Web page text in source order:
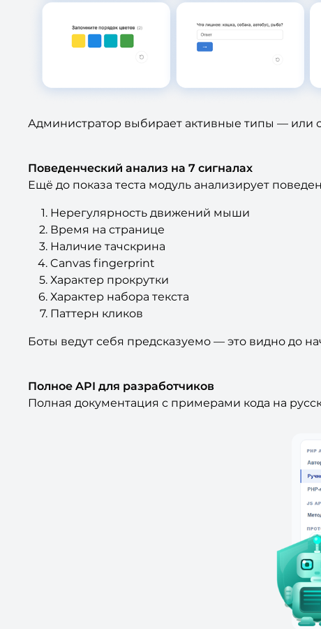
Администратор выбирает активные типы — или
Поведенческий анализ на 7 сигналах
Ещё до показа теста модуль анализирует
Нерегулярность движений мыши
Время на странице
Наличие тачскрина
Canvas fingerprint
Характер прокрутки
Характер набора текста
Паттерн кликов
Боты ведут себя предсказуемо — это видно до
Полное API для разработчиков
Полная документация с примерами кода на